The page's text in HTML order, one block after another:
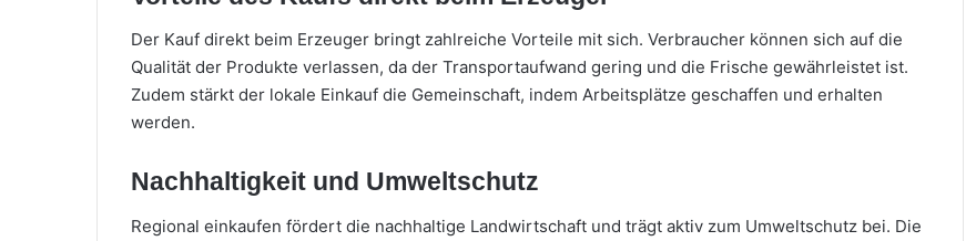
Der Kauf direkt beim Erzeuger bringt zahlreiche Vorteile mit sich. Verbraucher können sich auf die
Qualität der Produkte verlassen, da der Transportaufwand gering und die Frische gewährleistet ist.
Zudem stärkt der lokale Einkauf die Gemeinschaft, indem Arbeitsplätze geschaffen und erhalten
werden.
Nachhaltigkeit und Umweltschutz
Regional einkaufen fördert die nachhaltige Landwirtschaft und trägt aktiv zum Umweltschutz bei. Die